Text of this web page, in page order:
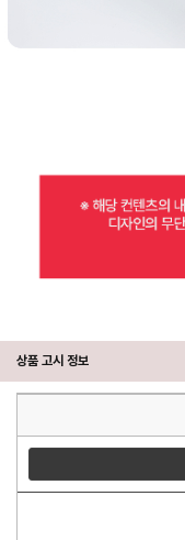
상품 고시 정보